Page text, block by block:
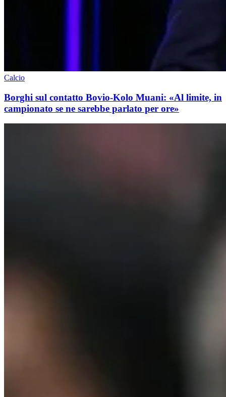
Calcio
Borghi sul contatto Bovio-Kolo Muani: «Al limite, in
campionato se ne sarebbe parlato per ore»